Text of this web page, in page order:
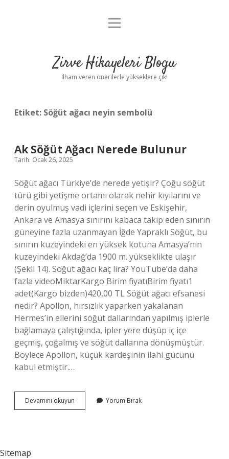
Anasayfa
Yasal Uyarı
menüyü
Zirve Hikayeleri Blogu
İlham veren önerilerle yükseklere çık!
Etiket: Söğüt ağacı neyin sembolü
Ak Söğüt Ağacı Nerede Bulunur
Tarih: Ocak 26, 2025
Söğüt ağacı Türkiye’de nerede yetişir? Çoğu söğüt
türü gibi yetişme ortamı olarak nehir kıyılarını ve
derin oyulmuş vadi içlerini seçen ve Eskişehir,
Ankara ve Amasya sınırını kabaca takip eden sınırın
güneyine fazla uzanmayan İğde Yapraklı Söğüt, bu
sınırın kuzeyindeki en yüksek kotuna Amasya’nın
kuzeyindeki Akdağ’da 1900 m. yükseklikte ulaşır
(Şekil 14). Söğüt ağacı kaç lira? YouTube’da daha
fazla videoMiktarKargo Birim fiyatıBirim fiyatı1
adet(Kargo bizden)420,00 TL Söğüt ağacı efsanesi
nedir? Apollon, hırsızlık yaparken yakalanan
Hermes’in ellerini söğüt dallarından yapılmış iplerle
bağlamaya çalıştığında, ipler yere düşüp iç içe
geçmiş, çoğalmış ve söğüt dallarına dönüşmüştür.
Böylece Apollon, küçük kardeşinin ilahi gücünü
kabul etmiştir.…
Devamını okuyun
Söğüt
Yorum Bırak
Sitemap